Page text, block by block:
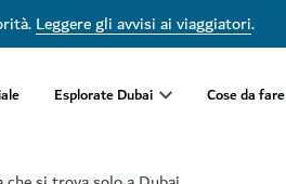
Leggere gli avvisi ai viaggiatori.
Esplorate Dubai Cose da fare